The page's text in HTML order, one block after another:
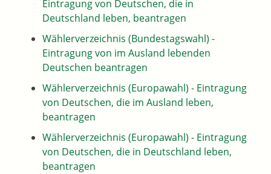
Eintragung von Deutschen, die in
Deutschland leben, beantragen
Wählerverzeichnis (Bundestagswahl) -
Eintragung von im Ausland lebenden
Deutschen beantragen
Wählerverzeichnis (Europawahl) - Eintragung
von Deutschen, die im Ausland leben,
beantragen
Wählerverzeichnis (Europawahl) - Eintragung
von Deutschen, die in Deutschland leben,
beantragen